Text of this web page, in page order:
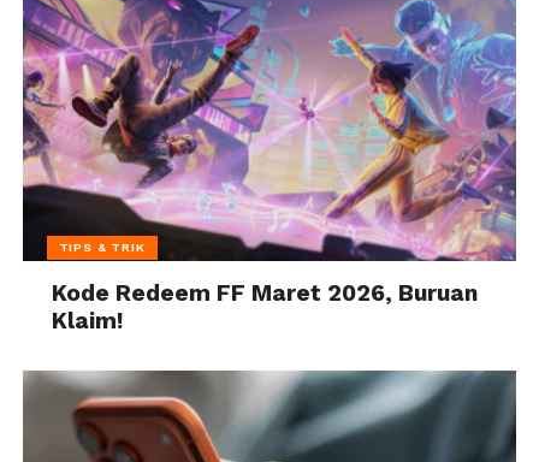
TIPS & TRIK
Kode Redeem FF Maret 2026, Buruan
Klaim!